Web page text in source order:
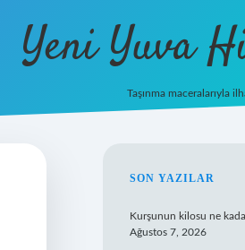
Yeni Yuva
Taşınma maceralarıyla
SON YAZILAR
Kurşunun kilosu ne
Ağustos 7, 2026